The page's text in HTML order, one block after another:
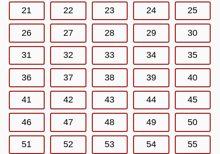
21 22 23 24 25
26 27 28 29 30
31 32 33 34 35
36 37 38 39 40
41 42 43 44 45
46 47 48 49 50
51 52 53 54 55